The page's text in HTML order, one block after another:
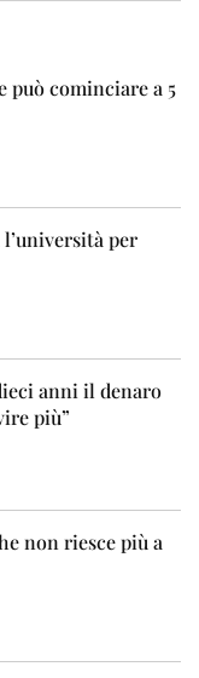
può cominciare a 5
per
anni il denaro
più”
non riesce più a